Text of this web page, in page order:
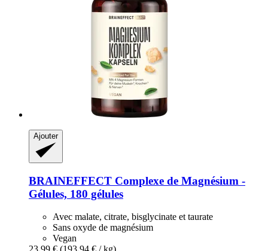
Ajouter
BRAINEFFECT Complexe de Magnésium -​
Gélules, 180 gélules
Avec malate, citrate, bisglycinate et taurate
Sans oxyde de magnésium
Vegan